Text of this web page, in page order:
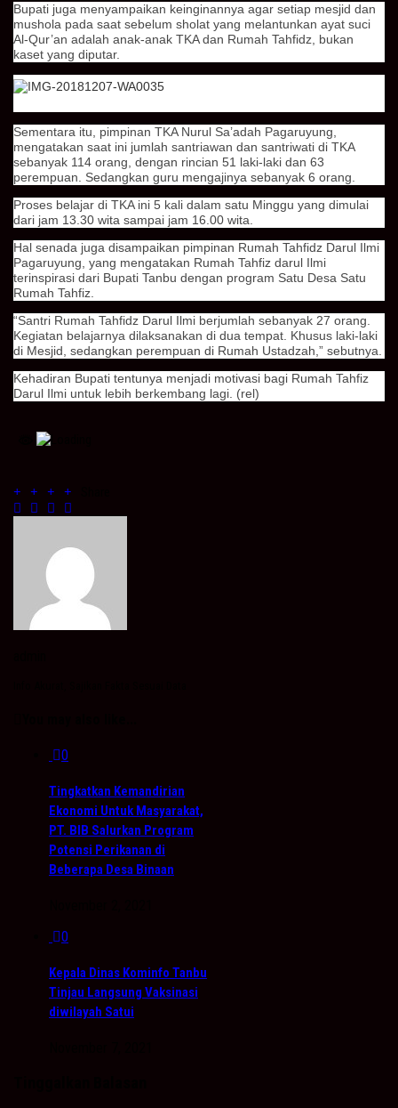
Bupati juga menyampaikan keinginannya agar setiap mesjid dan
mushola pada saat sebelum sholat yang melantunkan ayat suci
Al-Qur’an adalah anak-anak TKA dan Rumah Tahfidz, bukan
kaset yang diputar.
Sementara itu, pimpinan TKA Nurul Sa’adah Pagaruyung,
mengatakan saat ini jumlah santriawan dan santriwati di TKA
sebanyak 114 orang, dengan rincian 51 laki-laki dan 63
perempuan. Sedangkan guru mengajinya sebanyak 6 orang.
Proses belajar di TKA ini 5 kali dalam satu Minggu yang dimulai
dari jam 13.30 wita sampai jam 16.00 wita.
Hal senada juga disampaikan pimpinan Rumah Tahfidz Darul Ilmi
Pagaruyung, yang mengatakan Rumah Tahfiz darul Ilmi
terinspirasi dari Bupati Tanbu dengan program Satu Desa Satu
Rumah Tahfiz.
“Santri Rumah Tahfidz Darul Ilmi berjumlah sebanyak 27 orang.
Kegiatan belajarnya dilaksanakan di dua tempat. Khusus laki-laki
di Mesjid, sedangkan perempuan di Rumah Ustadzah,” sebutnya.
Kehadiran Bupati tentunya menjadi motivasi bagi Rumah Tahfiz
Darul Ilmi untuk lebih berkembang lagi. (rel)
0
Tingkatkan Kemandirian
Ekonomi Untuk Masyarakat,
PT. BIB Salurkan Program
Potensi Perikanan di
Beberapa Desa Binaan
0
Kepala Dinas Kominfo Tanbu
Tinjau Langsung Vaksinasi
diwilayah Satui